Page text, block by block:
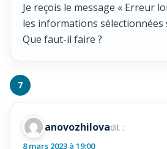
Je reçois le message « Erreur
les informations sélectionnées
Que faut-il faire ?
anovozhilovadit :
8 mars 2023 à 19:00